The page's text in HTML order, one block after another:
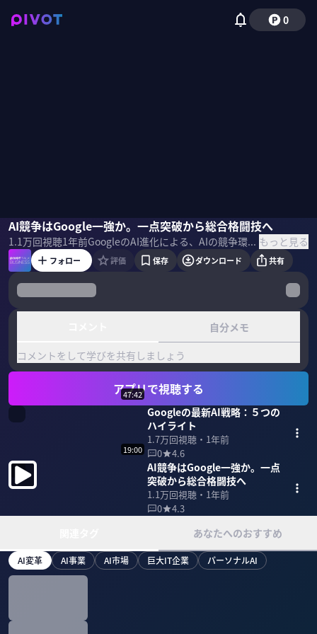
0
AI競争はGoogle一強か。一点突破から総合格闘技へ
1.1万回視聴1年前 GoogleのAI進化による、AIの競争環境はどう変わるのか？Googleの一人勝ちになるのか？2025年のAI進化の５つのポイントをAlgomaticの大野峻典CEOに聞いた。 ＜ゲスト＞ 大野峻典｜Algomatic CEO 東京大学松尾研究室で機械学習を専攻。卒業後、Indeedでソフトウェア開発に携わり2018年Algoage創業。2020年DMMグループへジョイン。2023年Algomatic創業 もっと見る
大野峻典佐々木紀彦
フォロー 評価 保存 ダウンロード 共有
自分メモ
コメントをして学びを共有しましょう
アプリで視聴する
47:42
Googleの最新AI戦略：５つの
ハイライト
1.7万回視聴・ 1年前
0
4.6
19:00
AI競争はGoogle一強か。一点
突破から総合格闘技へ
1.1万回視聴・ 1年前
0
4.3
あなたへのおすすめ
AI変革 AI事業 AI市場 巨大IT企業 パーソナルAI